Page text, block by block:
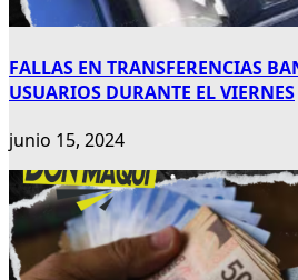
FALLAS EN TRANSFERENCIAS
USUARIOS DURANTE EL VIERNES
junio 15, 2024